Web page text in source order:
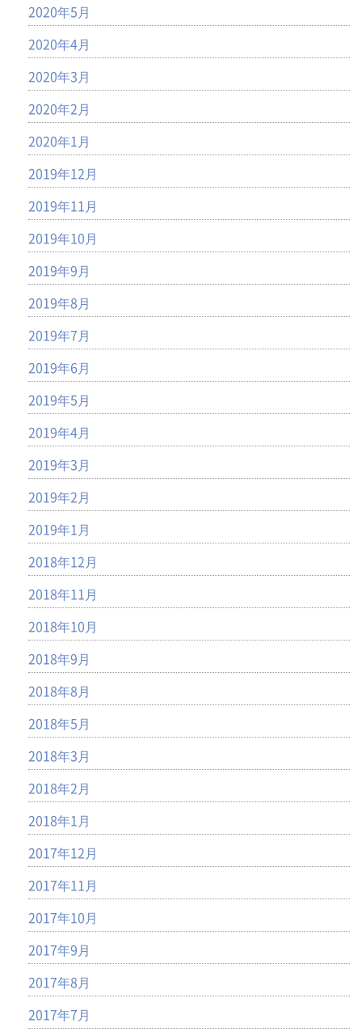
2020年5月
2020年4月
2020年3月
2020年2月
2020年1月
2019年12月
2019年11月
2019年10月
2019年9月
2019年8月
2019年7月
2019年6月
2019年5月
2019年4月
2019年3月
2019年2月
2019年1月
2018年12月
2018年11月
2018年10月
2018年9月
2018年8月
2018年5月
2018年3月
2018年2月
2018年1月
2017年12月
2017年11月
2017年10月
2017年9月
2017年8月
2017年7月